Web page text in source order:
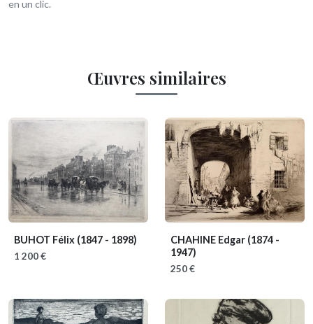
en un clic.
Œuvres similaires
BUHOT Félix (1847 - 1898)
1 200 €
CHAHINE Edgar (1874 -
1947)
250 €